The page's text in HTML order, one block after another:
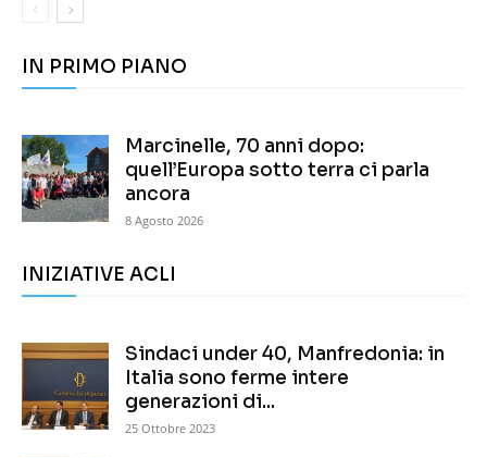
IN PRIMO PIANO
Marcinelle, 70 anni dopo:
quell’Europa sotto terra ci parla
ancora
8 Agosto 2026
INIZIATIVE ACLI
Sindaci under 40, Manfredonia: in
Italia sono ferme intere
generazioni di...
25 Ottobre 2023